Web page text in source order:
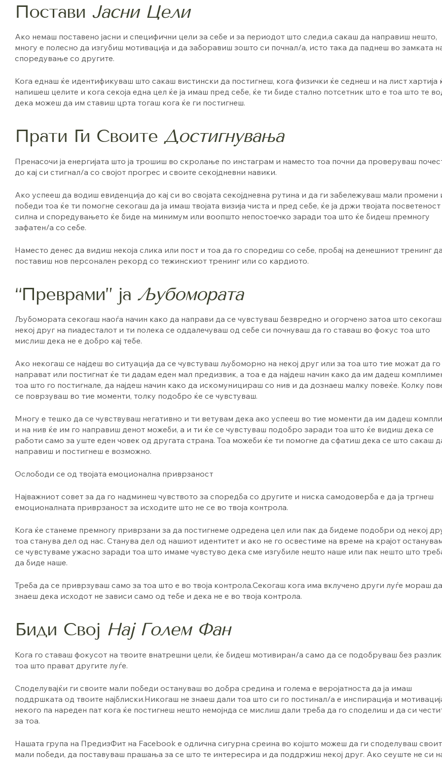
Постави Јасни Цели
Ако немаш поставено јасни и специфични цели за себе и за периодот што следи,а сакаш да направиш нешто,
многу е полесно да изгубиш мотивација и да заборавиш зошто си почнал/а, исто така да паднеш во замката
споредување со другите.
Кога еднаш ќе идентификуваш што сакаш вистински да постигнеш, кога физички ќе седнеш и на лист хартија
напишеш целите и кога секоја една цел ќе ја имаш пред себе, ќе ти биде стално потсетник што е тоа што те
дека можеш да им ставиш црта тогаш кога ќе ги постигнеш.
Прати Ги Своите Достигнувања
Пренасочи ја енергијата што ја трошиш во скролање по инстаграм и наместо тоа почни да проверуваш
до кај си стигнал/а со својот прогрес и своите секојдневни навики.
Ако успееш да водиш евиденција до кај си во својата секојдневна рутина и да ги забележуваш мали промени
победи тоа ќе ти помогне секогаш да ја имаш твојата визија чиста и пред себе, ќе ја држи твојата посветеност
силна и споредувањето ќе биде на минимум или воопшто непостоечко заради тоа што ќе бидеш премногу
зафатен/а со себе.
Наместо денес да видиш некоја слика или пост и тоа да го споредиш со себе, пробај на денешниот тренинг
поставиш нов персонален рекорд со тежинскиот тренинг или со кардиото.
“Преврами” ја Љубомората
Љубомората секогаш наоѓа начин како да направи да се чувстуваш безвредно и огорчено затоа што
некој друг на пиадесталот и ти полека се оддалечуваш од себе си почнуваш да го ставаш во фокус тоа што
мислиш дека не е добро кај тебе.
Ако некогаш се најдеш во ситуација да се чувстуваш љубоморно на некој друг или за тоа што тие можат да го
направат или постигнат ќе ти дадам еден мал предизвик, а тоа е да најдеш начин како да им дадеш
тоа што го постигнале, да најдеш начин како да искомуницираш со нив и да дознаеш малку повеќе. Колку
се поврзуваш во тие моменти, толку подобро ќе се чувстуваш.
Многу е тешко да се чувствуваш негативно и ти ветувам дека ако успееш во тие моменти да им дадеш
и на нив ќе им го направиш денот можеби, а и ти ќе се чувстуваш подобро заради тоа што ќе видиш дека се
работи само за уште еден човек од другата страна. Тоа можеби ќе ти помогне да сфатиш дека се што сакаш
направиш и постигнеш е возможно.
Ослободи се од твојата емоционална приврзаност
Најважниот совет за да го надминеш чувството за споредба со другите и ниска самодоверба е да ја тргнеш
емоционалната приврзаност за исходите што не се во твоја контрола.
Кога ќе станеме премногу приврзани за да постигнеме одредена цел или пак да бидеме подобри од некој
тоа станува дел од нас. Станува дел од нашиот идентитет и ако не го освестиме на време на крајот
се чувстуваме ужасно заради тоа што имаме чувстуво дека сме изгубиле нешто наше или пак нешто што
да биде наше.
Треба да се приврзуваш само за тоа што е во твоја контрола.Секогаш кога има вклучено други луѓе мораш да
знаеш дека исходот не зависи само од тебе и дека не е во твоја контрола.
Биди Свој Нај Голем Фан
Кога го ставаш фокусот на твоите внатрешни цели, ќе бидеш мотивиран/а само да се подобруваш без
тоа што прават другите луѓе.
Споделувајќи ги своите мали победи остануваш во добра средина и голема е веројатноста да ја имаш
поддршката од твоите најблиски.Никогаш не знаеш дали тоа што си го постинал/а е инспирација и
некого па нареден пат кога ќе постигнеш нешто немојнда се мислиш дали треба да го споделиш и да си
за тоа.
Нашата група на ПредизФит на Facebook е одлична сигурна среина во којшто можеш да ги споделуваш
мали победи, да поставуваш прашања за се што те интересира и да поддржиш некој друг. Ако сеуште не си